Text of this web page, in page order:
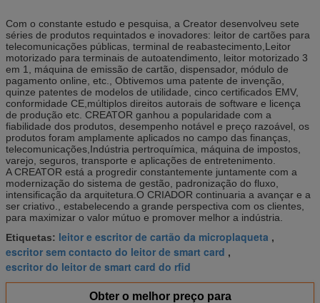
Com o constante estudo e pesquisa, a Creator desenvolveu sete
séries de produtos requintados e inovadores: leitor de cartões para
telecomunicações públicas, terminal de reabastecimento,Leitor
motorizado para terminais de autoatendimento, leitor motorizado 3
em 1, máquina de emissão de cartão, dispensador, módulo de
pagamento online, etc., Obtivemos uma patente de invenção,
quinze patentes de modelos de utilidade, cinco certificados EMV,
conformidade CE,múltiplos direitos autorais de software e licença
de produção etc. CREATOR ganhou a popularidade com a
fiabilidade dos produtos, desempenho notável e preço razoável, os
produtos foram amplamente aplicados no campo das finanças,
telecomunicações,Indústria pertroquímica, máquina de impostos,
varejo, seguros, transporte e aplicações de entretenimento.
A CREATOR está a progredir constantemente juntamente com a
modernização do sistema de gestão, padronização do fluxo,
intensificação da arquitetura.O CRIADOR continuaria a avançar e a
ser criativo., estabelecendo a grande perspectiva com os clientes,
para maximizar o valor mútuo e promover melhor a indústria.
Etiquetas: leitor e escritor de cartão da microplaqueta ,
escritor sem contacto do leitor de smart card ,
escritor do leitor de smart card do rfid
Obter o melhor preço para